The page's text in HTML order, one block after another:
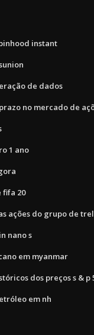
instant
de dados
no mercado de
1 ano
fifa 20
ações do grupo de
nano s
em myanmar
dos preços s & p
em nh